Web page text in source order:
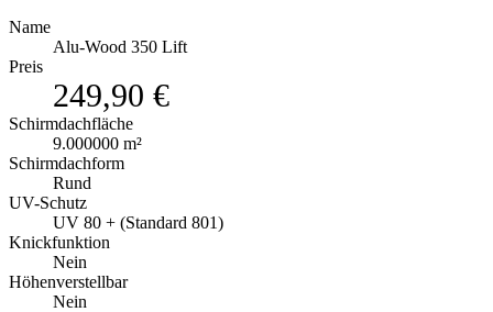
Name
Alu-Wood 350 Lift
Preis
249,90 €
Schirmdachfläche
9.000000 m²
Schirmdachform
Rund
UV-Schutz
UV 80 + (Standard 801)
Knickfunktion
Nein
Höhenverstellbar
Nein